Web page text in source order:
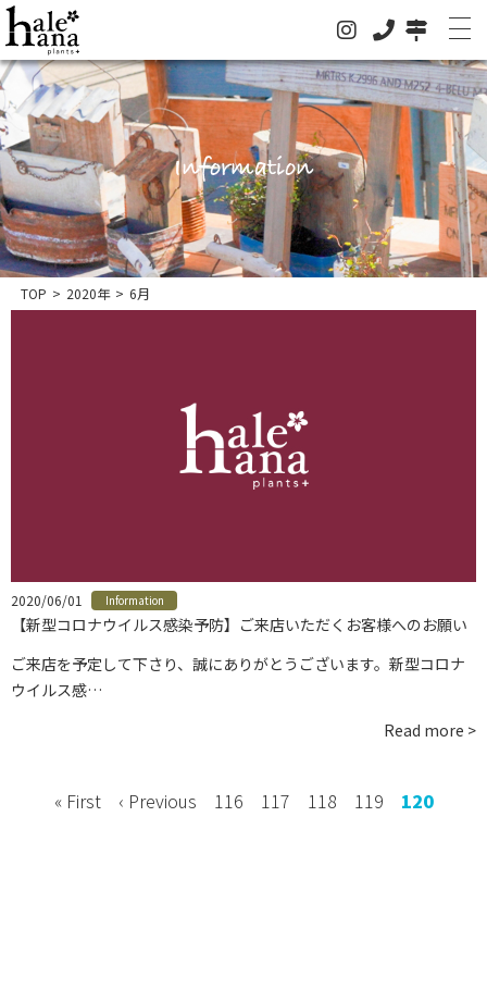
ホーム
オンラインストア
法人の方はこちらへ
ドライフラワー
ハレハナについて
Information
TOP > 2020年 > 6月
2020/06/01 Information
【新型コロナウイルス感染予防】ご来店いただくお客様へのお願い
ご来店を予定して下さり、誠にありがとうございます。新型コロナ
ウイルス感…
Read more >
« First ‹ Previous 116 117 118 119 120